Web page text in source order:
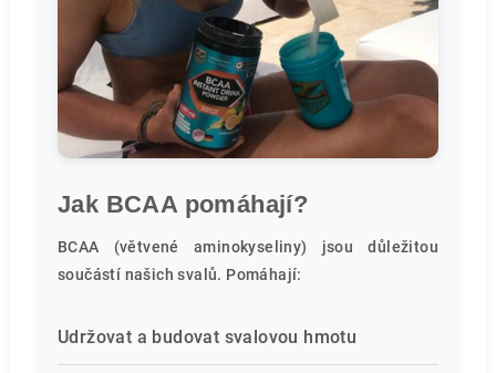
Jak BCAA pomáhají?
BCAA (větvené aminokyseliny) jsou důležitou
součástí našich svalů. Pomáhají:
Udržovat a budovat svalovou hmotu